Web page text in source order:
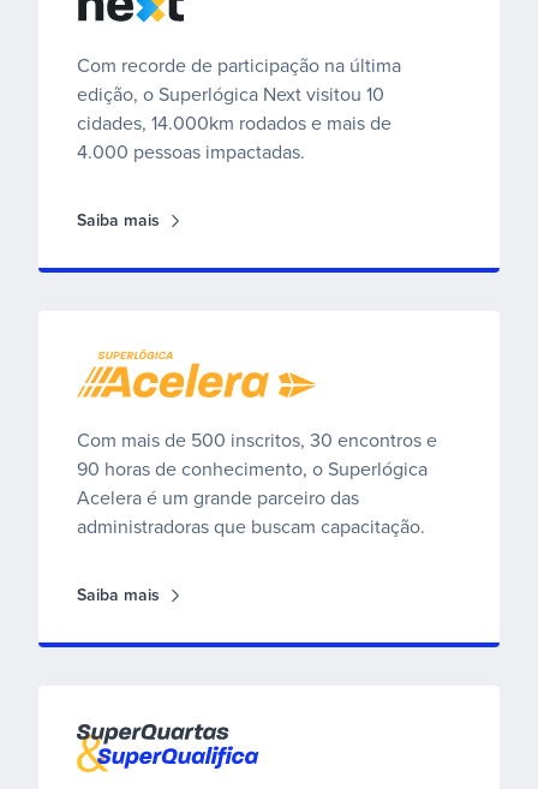
Com recorde de participação na última
edição, o Superlógica Next visitou 10
cidades, 14.000km rodados e mais de
4.000 pessoas impactadas.
Saiba mais
Superlógica Acelera
Com mais de 500 inscritos, 30 encontros e
90 horas de conhecimento, o Superlógica
Acelera é um grande parceiro das
administradoras que buscam capacitação.
Saiba mais
SuperQuartas e SuperQualifica